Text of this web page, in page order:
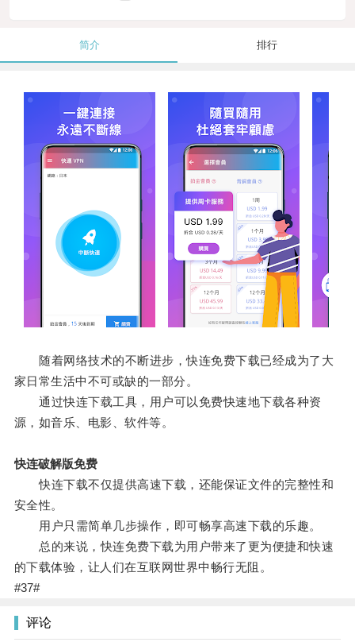
简介 排行
随着网络技术的不断进步，快连免费下载已经成为了大
家日常生活中不可或缺的一部分。
通过快连下载工具，用户可以免费快速地下载各种资
源，如音乐、电影、软件等。
快连破解版免费
快连下载不仅提供高速下载，还能保证文件的完整性和
安全性。
用户只需简单几步操作，即可畅享高速下载的乐趣。
总的来说，快连免费下载为用户带来了更为便捷和快速
的下载体验，让人们在互联网世界中畅行无阻。
#37#
评论